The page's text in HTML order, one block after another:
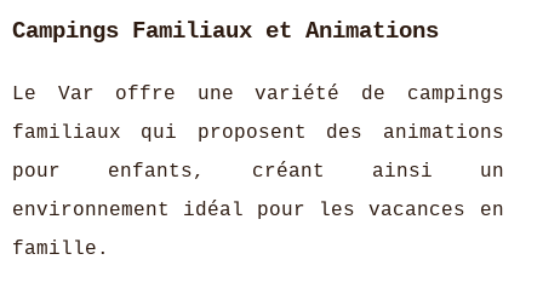
Campings Familiaux et Animations
Le Var offre une variété de campings
familiaux qui proposent des animations
pour enfants, créant ainsi un
environnement idéal pour les vacances en
famille.